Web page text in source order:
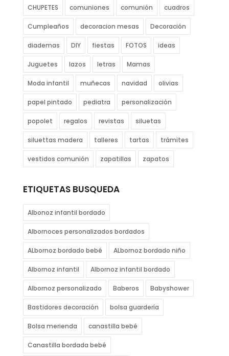
CHUPETES comuniones comunión cuadros
Cumpleaños decoracion mesas Decoración
diademas DIY fiestas FOTOS ideas
Juguetes lazos letras Mamas
Moda infantil muñecas navidad olivias
papel pintado pediatra personalización
popolet regalos revistas siluetas
siluettas madera talleres tartas trámites
vestidos comunión zapatillas zapatos
ETIQUETAS BUSQUEDA
Albonoz infantil bordado
Albornoces personalizados bordados
ALbornoz bordado bebé ALbornoz bordado niño
Albornoz infantil Albornoz infantil bordado
Albornoz personalizado Baberos Babyshower
Bastidores decoración bolsa guardería
Bolsa merienda canastilla bebé
Canastilla bordada bebé